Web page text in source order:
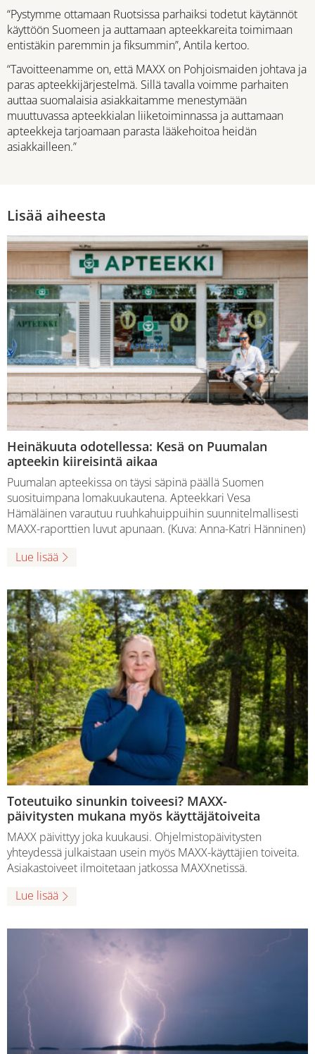
“Pystymme ottamaan Ruotsissa parhaiksi todetut käytännöt
käyttöön Suomeen ja auttamaan apteekkareita toimimaan
entistäkin paremmin ja fiksummin”, Antila kertoo.
“Tavoitteenamme on, että MAXX on Pohjoismaiden johtava ja
paras apteekkijärjestelmä. Sillä tavalla voimme parhaiten
auttaa suomalaisia asiakkaitamme menestymään
muuttuvassa apteekkialan liiketoiminnassa ja auttamaan
apteekkeja tarjoamaan parasta lääkehoitoa heidän
asiakkailleen.”
Lisää aiheesta
Heinäkuuta odotellessa: Kesä on Puumalan
apteekin kiireisintä aikaa
Puumalan apteekissa on täysi säpinä päällä Suomen
suosituimpana lomakuukautena. Apteekkari Vesa
Hämäläinen varautuu ruuhkahuippuihin suunnitelmallisesti
MAXX-raporttien luvut apunaan. (Kuva: Anna-Katri Hänninen)
Lue lisää
Toteutuiko sinunkin toiveesi? MAXX-
päivitysten mukana myös käyttäjätoiveita
MAXX päivittyy joka kuukausi. Ohjelmistopäivitysten
yhteydessä julkaistaan usein myös MAXX-käyttäjien toiveita.
Asiakastoiveet ilmoitetaan jatkossa MAXXnetissä.
Lue lisää